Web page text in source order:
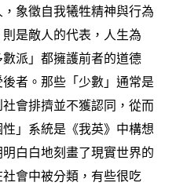
， 象徵自我犧牲精神與行為
是敵人的代表 ， 人生為
派」都擁護前者的道德
者。那些「少數」通常是
社會排擠並不獲認同 ， 從而
」系統是《我英》中構想
白白地刻畫了現實世界的
會中被分類 ， 有些很吃